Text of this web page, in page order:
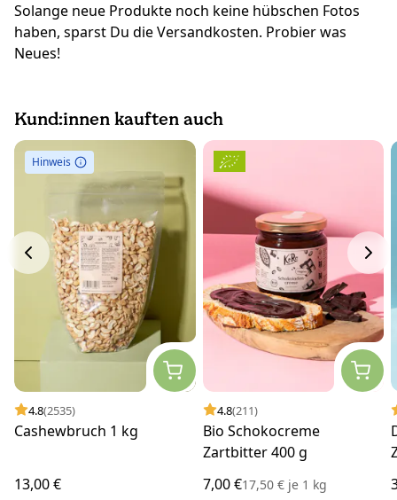
Solange neue Produkte noch keine hübschen Fotos
haben, sparst Du die Versandkosten. Probier was
Neues!
Kund:innen kauften auch
Hinweis
4.8(2535)
Cashewbruch 1 kg
13,00 €
4.8(211)
Bio Schokocreme
Zartbitter 400 g
7,00 €17,50 € je1 kg